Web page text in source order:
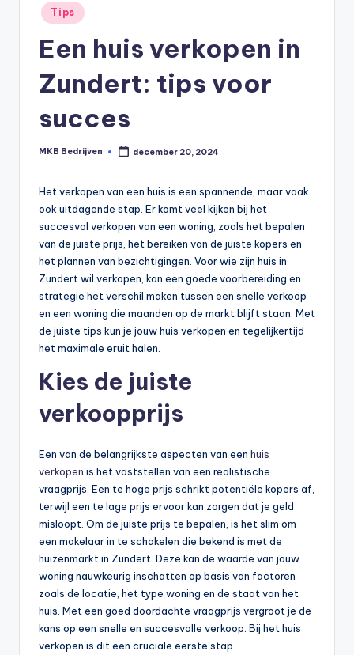
Tips
Een huis verkopen in
Zundert: tips voor
succes
MKB Bedrijven december 20, 2024
Het verkopen van een huis is een spannende, maar vaak
ook uitdagende stap. Er komt veel kijken bij het
succesvol verkopen van een woning, zoals het bepalen
van de juiste prijs, het bereiken van de juiste kopers en
het plannen van bezichtigingen. Voor wie zijn huis in
Zundert wil verkopen, kan een goede voorbereiding en
strategie het verschil maken tussen een snelle verkoop
en een woning die maanden op de markt blijft staan. Met
de juiste tips kun je jouw huis verkopen en tegelijkertijd
het maximale eruit halen.
Kies de juiste
verkoopprijs
Een van de belangrijkste aspecten van een huis
verkopen is het vaststellen van een realistische
vraagprijs. Een te hoge prijs schrikt potentiële kopers af,
terwijl een te lage prijs ervoor kan zorgen dat je geld
misloopt. Om de juiste prijs te bepalen, is het slim om
een makelaar in te schakelen die bekend is met de
huizenmarkt in Zundert. Deze kan de waarde van jouw
woning nauwkeurig inschatten op basis van factoren
zoals de locatie, het type woning en de staat van het
huis. Met een goed doordachte vraagprijs vergroot je de
kans op een snelle en succesvolle verkoop. Bij het huis
verkopen is dit een cruciale eerste stap.